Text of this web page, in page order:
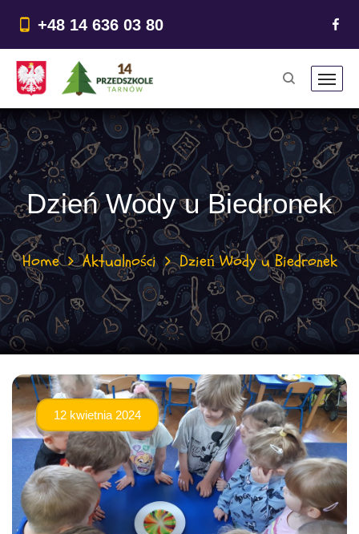
treści
+48 14 636 03 80
Dzień Wody u Biedronek
Home Aktualności Dzień Wody u Biedronek
12 kwietnia 2024